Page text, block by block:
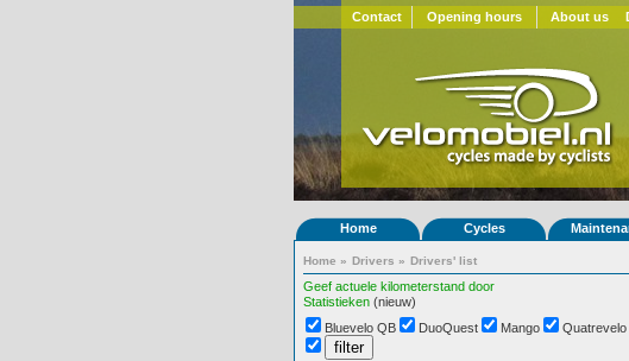
Contact Opening hours About us
Home Cycles
Home » Drivers » Drivers' list
Geef actuele kilometerstand door
Statistieken (nieuw)
Bluevelo QB DuoQuest Mango Quatrevelo